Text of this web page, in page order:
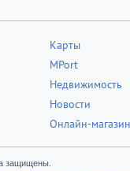
Карты
MPort
Недвижимость
Новости
Онлайн-магазин
защищены.